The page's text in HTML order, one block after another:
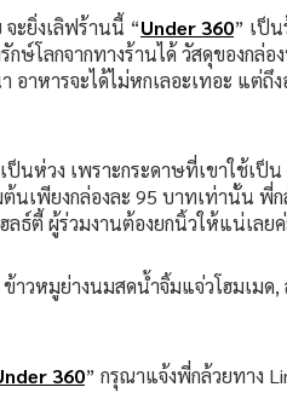
ะยิ่งเลิฟร้านนี้ “Under 360” เป็
กษ์โลกจากทางร้านได้ วัสดุของก
าหารจะได้ไม่หกเลอะเทอะ แต่ถึง
นห่วง เพราะกระดาษที่เขาใช้เป็
เพียงกล่องละ 95 บาทเท่านั้น พี่
ธ์ตี้ ผู้ร่วมงานต้องยกนิ้วให้แน่เลย
าวหมูย่างนมสดน้ำจิ้มแจ่วโฮมเมด
360” กรุณาแจ้งพี่กล้วยทาง